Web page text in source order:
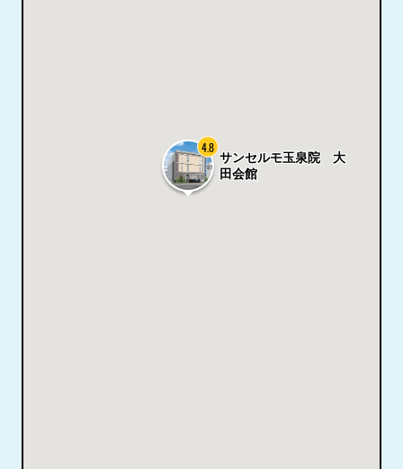
サンセルモ玉泉院 大
田会館
4.8